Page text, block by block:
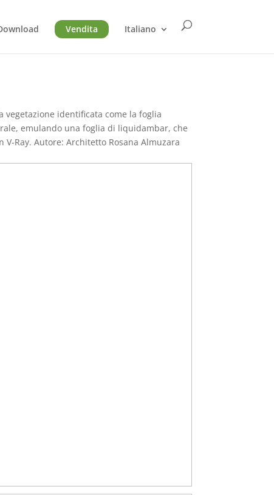
Vendita Italiano
identificata come la foglia
emulando una foglia di liquidambar, che
Ray. Autore: Architetto Rosana Almuzara